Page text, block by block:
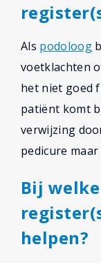
Als podoloog
voetklachten
het niet goed
patiënt komt
verwijzing
pedicure
Bij
helpen?